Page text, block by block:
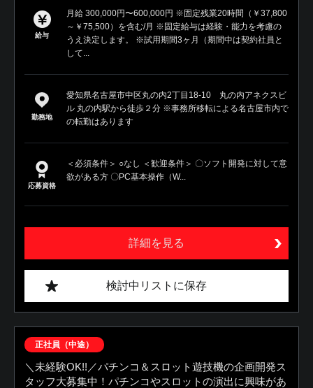
給与
月給 300,000円〜600,000円 ※固定残業20時間（￥37,800
～￥75,500）を含む/月 ※固定給与は経験・能力を考慮の
うえ決定します。 ※試用期間3ヶ月（期間中は契約社員と
して...
勤務地
愛知県名古屋市中区丸の内2丁目18-10 丸の内アネクスビ
ル 丸の内駅から徒歩２分 ※事務所移転による名古屋市内で
の転勤はあります
応募資格
＜必須条件＞ ○なし ＜歓迎条件＞ 〇ソフト開発に対して意
欲がある方 〇PC基本操作（W...
詳細を見る
検討中リストに保存
正社員（中途）
＼未経験OK!!／パチンコ＆スロット遊技機の企画開発ス
タッフ大募集中！パチンコやスロットの演出に興味があ